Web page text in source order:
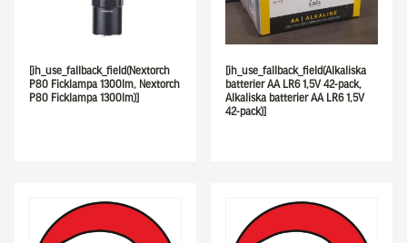
[ih_use_fallback_field(Nextorch
P80 Ficklampa 1300lm, Nextorch
P80 Ficklampa 1300lm)]
[ih_use_fallback_field(Alkaliska
batterier AA LR6 1,5V 42-pack,
Alkaliska batterier AA LR6 1,5V
42-pack)]